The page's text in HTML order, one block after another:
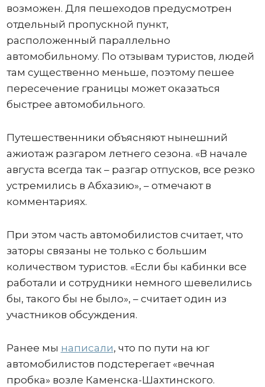
возможен. Для пешеходов предусмотрен
отдельный пропускной пункт,
расположенный параллельно
автомобильному. По отзывам туристов, людей
там существенно меньше, поэтому пешее
пересечение границы может оказаться
быстрее автомобильного.
Путешественники объясняют нынешний
ажиотаж разгаром летнего сезона. «В начале
августа всегда так – разгар отпусков, все резко
устремились в Абхазию», – отмечают в
комментариях.
При этом часть автомобилистов считает, что
заторы связаны не только с большим
количеством туристов. «Если бы кабинки все
работали и сотрудники немного шевелились
бы, такого бы не было», – считает один из
участников обсуждения.
Ранее мы написали, что по пути на юг
автомобилистов подстерегает «вечная
пробка» возле Каменска-Шахтинского.